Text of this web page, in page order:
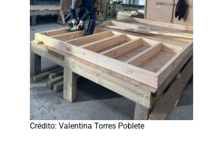
Crédito: Valentina Torres Poblete